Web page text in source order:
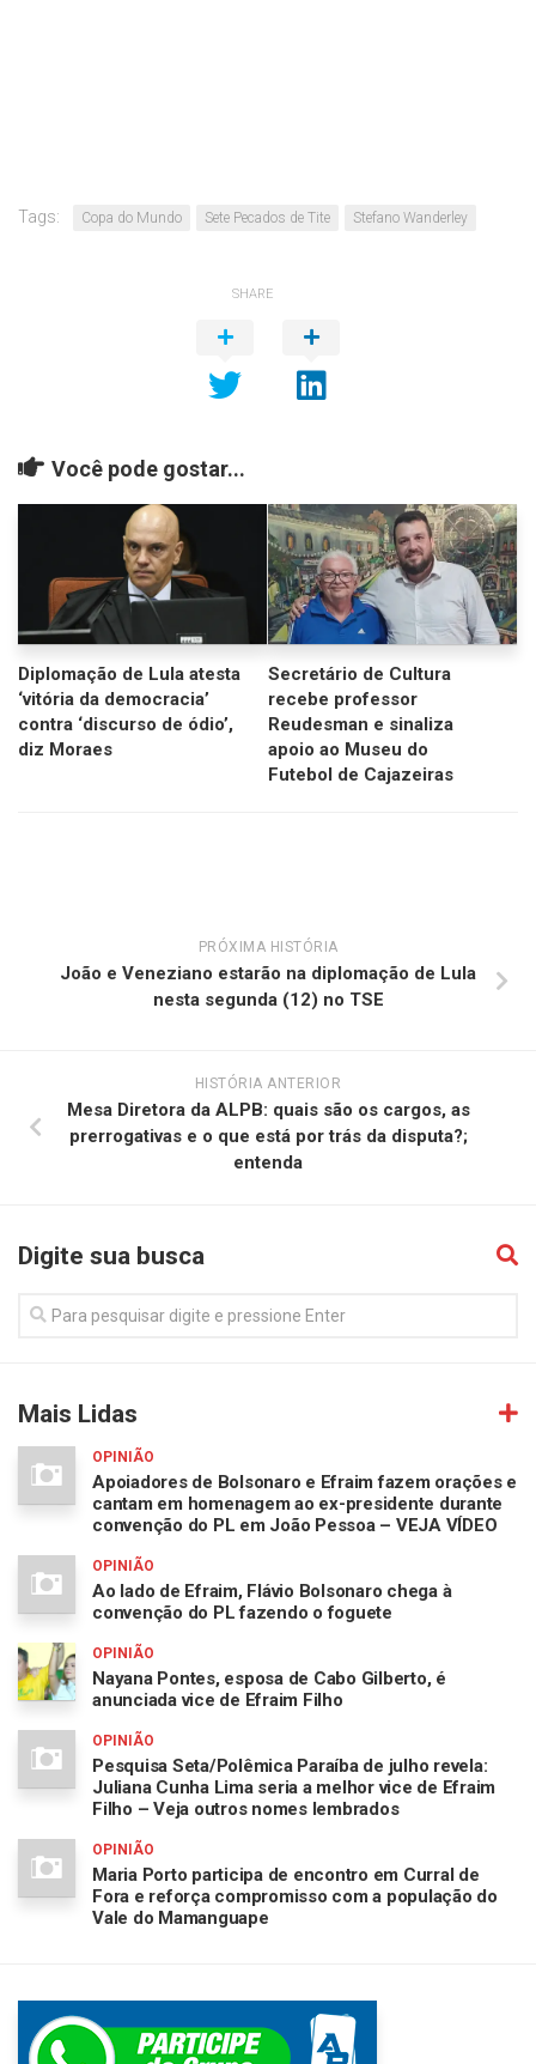
Tags: Copa do Mundo Sete Pecados de Tite Stefano Wanderley
SHARE
Você pode gostar...
Diplomação de Lula atesta
‘vitória da democracia’
contra ‘discurso de ódio’,
diz Moraes
Secretário de Cultura
recebe professor
Reudesman e sinaliza
apoio ao Museu do
Futebol de Cajazeiras
PRÓXIMA HISTÓRIA
João e Veneziano estarão na diplomação de Lula
nesta segunda (12) no TSE
HISTÓRIA ANTERIOR
Mesa Diretora da ALPB: quais são os cargos, as
prerrogativas e o que está por trás da disputa?;
entenda
Digite sua busca
Mais Lidas
OPINIÃO
Apoiadores de Bolsonaro e Efraim fazem orações e
cantam em homenagem ao ex-presidente durante
convenção do PL em João Pessoa – VEJA VÍDEO
OPINIÃO
Ao lado de Efraim, Flávio Bolsonaro chega à
convenção do PL fazendo o foguete
OPINIÃO
Nayana Pontes, esposa de Cabo Gilberto, é
anunciada vice de Efraim Filho
OPINIÃO
Pesquisa Seta/Polêmica Paraíba de julho revela:
Juliana Cunha Lima seria a melhor vice de Efraim
Filho – Veja outros nomes lembrados
OPINIÃO
Maria Porto participa de encontro em Curral de
Fora e reforça compromisso com a população do
Vale do Mamanguape